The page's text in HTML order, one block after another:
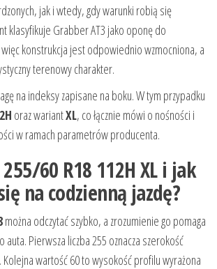
jak i wtedy, gdy warunki robią się
klasyfikuje Grabber AT3 jako oponę do
konstrukcja jest odpowiednio wzmocniona, a
terenowy charakter.
na indeksy zapisane na boku. W tym przypadku
oraz wariantXL, co łącznie mówi o nośności i
w ramach parametrów producenta.
255/60 R18 112H XL i jak
na codzienną jazdę?
można odczytać szybko, a zrozumienie go pomaga
Pierwsza liczba 255 oznacza szerokość
wartość 60 to wysokość profilu wyrażona